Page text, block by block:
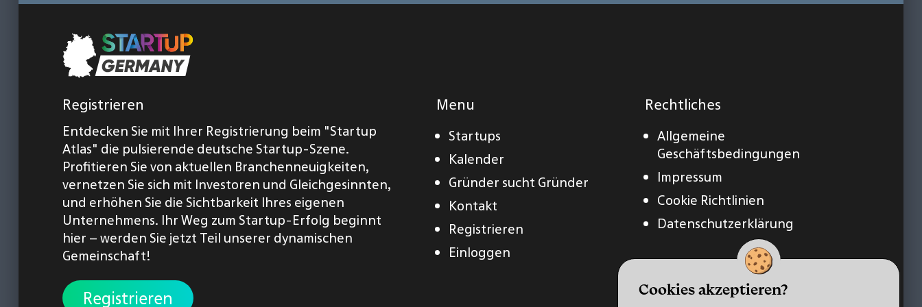
Registrieren
Entdecken Sie mit Ihrer Registrierung beim "Startup
Atlas" die pulsierende deutsche Startup-Szene.
Profitieren Sie von aktuellen Branchenneuigkeiten,
vernetzen Sie sich mit Investoren und Gleichgesinnten,
und erhöhen Sie die Sichtbarkeit Ihres eigenen
Unternehmens. Ihr Weg zum Startup-Erfolg beginnt
hier – werden Sie jetzt Teil unserer dynamischen
Gemeinschaft!
Registrieren
Menu
Startups
Kalender
Gründer sucht Gründer
Kontakt
Registrieren
Einloggen
Rechtliches
Allgemeine
Geschäftsbedingungen
Impressum
Cookie Richtlinien
Datenschutzerklärung
Cookies akzeptieren?